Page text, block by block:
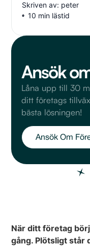
Skriven av: peter
10 min lästid
Ansök
Låna upp till 30
ditt företags
bästa lösningen!
Ansök Om
När ditt företag
gång. Plötsligt står